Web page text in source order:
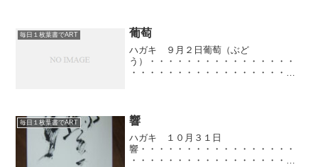
毎日１枚葉書でART 葡萄
ハガキ ９月２日葡萄（ぶど
う）・・・・・・・・・・・・・・・・
・・・・・・・・・・・・・・・・・・
室。ぶどう園をされてる方から、美味...
毎日１枚葉書でART 響
ハガキ １０月３１日
響・・・・・・・・・・・・・・・・・
・・・・・・・・・・・・・・・・・・